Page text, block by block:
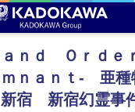
ａｎｄ Ｏｒｄｅ
ｎａｎｔ‐ 亜種
宿 新宿幻霊事